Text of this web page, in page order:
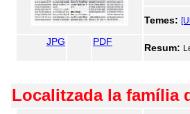
Temes:
JPG PDF
Resum:
Localitzada la família